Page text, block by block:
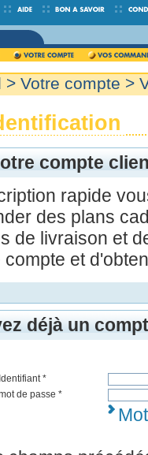
> Votre compte >
compte
rapide
des plans
de livraison et
compte et
déjà un
*
de passe *